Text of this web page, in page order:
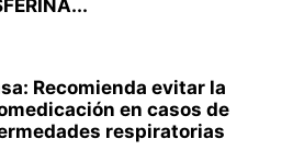
Recomienda evitar la
en casos de
respiratorias